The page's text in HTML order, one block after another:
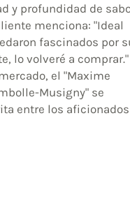
y profundidad de
menciona: "Ideal
fascinados por
lo volveré a comprar."
el "Maxime
Musigny" se
entre los aficionados